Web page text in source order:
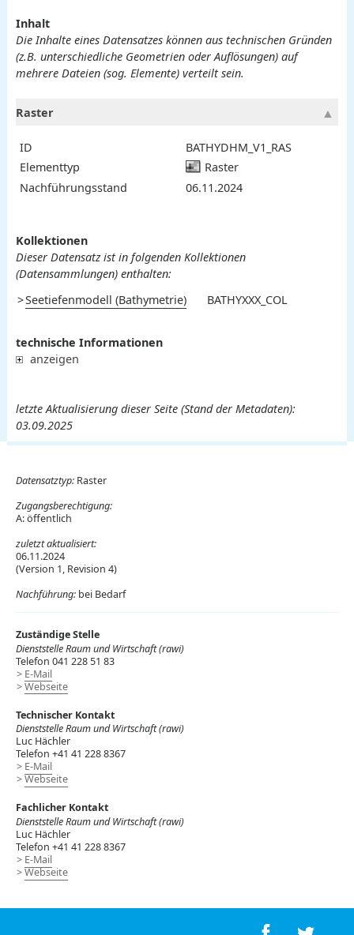
Inhalt
Die Inhalte eines Datensatzes können aus technischen Gründen
(z.B. unterschiedliche Geometrien oder Auflösungen) auf
mehrere Dateien (sog. Elemente) verteilt sein.
Raster
ID
BATHYDHM_V1_RAS
Elementtyp
Raster
Nachführungsstand
06.11.2024
Kollektionen
Dieser Datensatz ist in folgenden Kollektionen
(Datensammlungen) enthalten:
Seetiefenmodell (Bathymetrie)
BATHYXXX_COL
technische Informationen
anzeigen
letzte Aktualisierung dieser Seite (Stand der Metadaten):
03.09.2025
Datensatztyp:Raster
Zugangsberechtigung:
A: öffentlich
zuletzt aktualisiert:
06.11.2024
(Version 1, Revision 4)
Nachführung:bei Bedarf
Zuständige Stelle
Dienststelle Raum und Wirtschaft (rawi)
Telefon 041 228 51 83
E-Mail
Webseite
Technischer Kontakt
Dienststelle Raum und Wirtschaft (rawi)
Luc Hächler
Telefon +41 41 228 8367
E-Mail
Webseite
Fachlicher Kontakt
Dienststelle Raum und Wirtschaft (rawi)
Luc Hächler
Telefon +41 41 228 8367
E-Mail
Webseite